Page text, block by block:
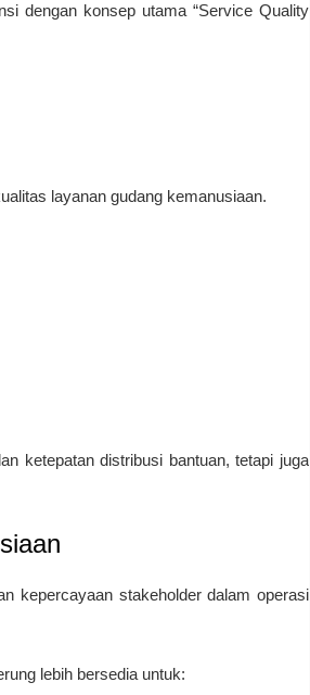
dengan konsep utama “Service Quality
layanan gudang kemanusiaan.
ketepatan distribusi bantuan, tetapi juga
kepercayaan stakeholder dalam operasi
lebih bersedia untuk: